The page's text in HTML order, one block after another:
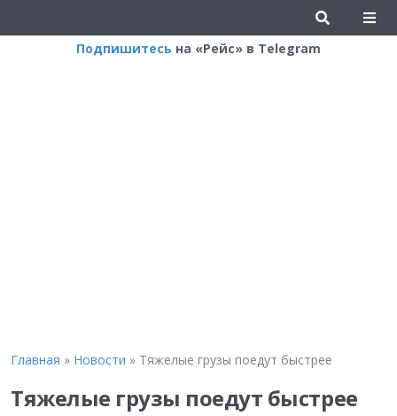
Подпишитесь на «Рейс» в Telegram
Главная » Новости » Тяжелые грузы поедут быстрее
Тяжелые грузы поедут быстрее